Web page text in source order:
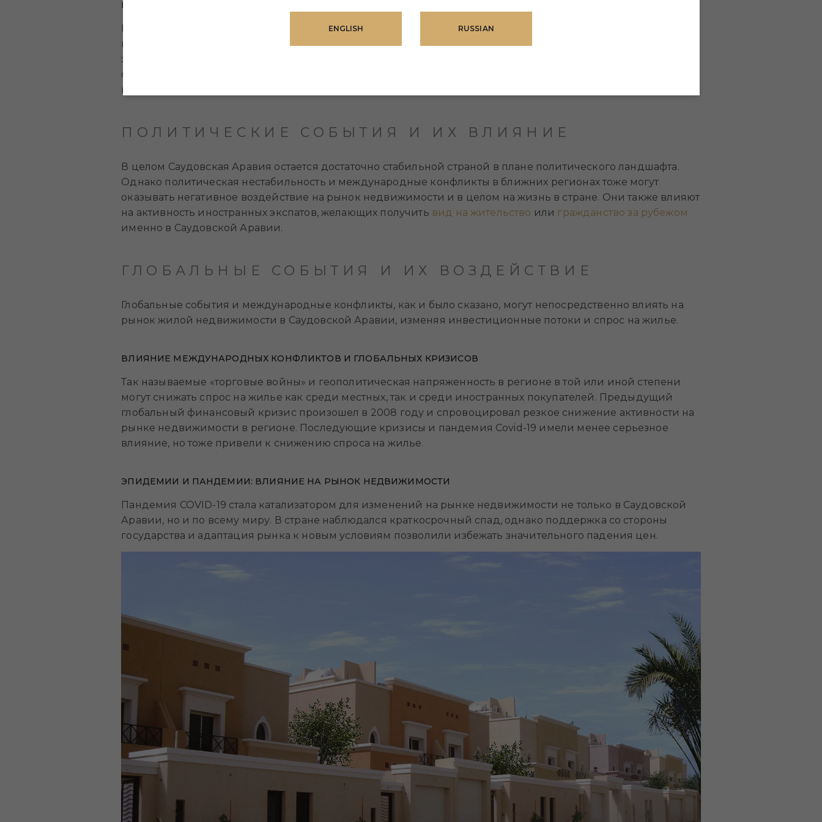
РЫНОК АРЕНДЫ И ПОКУПОК В УСЛОВИЯХ ЭКОНОМИЧЕСКОГО КРИЗИСА
Несмотря на снижение уровня продаж, цены на аренду жилья в Саудовской Аравии даже в период
кризисов оставались достаточно стабильными. Однако в долгосрочной перспективе затяжные
экономические кризисы все же способны привести к снижению арендных ставок, если арендодатели
столкнутся с длительным отсутствием арендаторов. Сейчас серьезных предпосылок к этому нет, но нет и
гарантий, что они не возникнут в дальнейшем.
ПОЛИТИЧЕСКИЕ СОБЫТИЯ И ИХ ВЛИЯНИЕ
В целом Саудовская Аравия остается достаточно стабильной страной в плане политического ландшафта.
Однако политическая нестабильность и международные конфликты в ближних регионах тоже могут
оказывать негативное воздействие на рынок недвижимости и в целом на жизнь в стране. Они также влияют
на активность иностранных экспатов, желающих получить вид на жительство или гражданство за рубежом
именно в Саудовской Аравии.
ГЛОБАЛЬНЫЕ СОБЫТИЯ И ИХ ВОЗДЕЙСТВИЕ
Глобальные события и международные конфликты, как и было сказано, могут непосредственно влиять на
рынок жилой недвижимости в Саудовской Аравии, изменяя инвестиционные потоки и спрос на жилье.
ВЛИЯНИЕ МЕЖДУНАРОДНЫХ КОНФЛИКТОВ И ГЛОБАЛЬНЫХ КРИЗИСОВ
Так называемые «торговые войны» и геополитическая напряженность в регионе в той или иной степени
могут снижать спрос на жилье как среди местных, так и среди иностранных покупателей. Предыдущий
глобальный финансовый кризис произошел в 2008 году и спровоцировал резкое снижение активности на
рынке недвижимости в регионе. Последующие кризисы и пандемия Covid-19 имели менее серьезное
влияние, но тоже привели к снижению спроса на жилье.
ЭПИДЕМИИ И ПАНДЕМИИ: ВЛИЯНИЕ НА РЫНОК НЕДВИЖИМОСТИ
Пандемия COVID-19 стала катализатором для изменений на рынке недвижимости не только в Саудовской
Аравии, но и по всему миру. В стране наблюдался краткосрочный спад, однако поддержка со стороны
государства и адаптация рынка к новым условиям позволили избежать значительного падения цен.
ENGLISH RUSSIAN